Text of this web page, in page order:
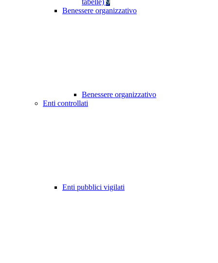
tabelle) 9
Benessere organizzativo
Benessere organizzativo
Enti controllati
Enti pubblici vigilati